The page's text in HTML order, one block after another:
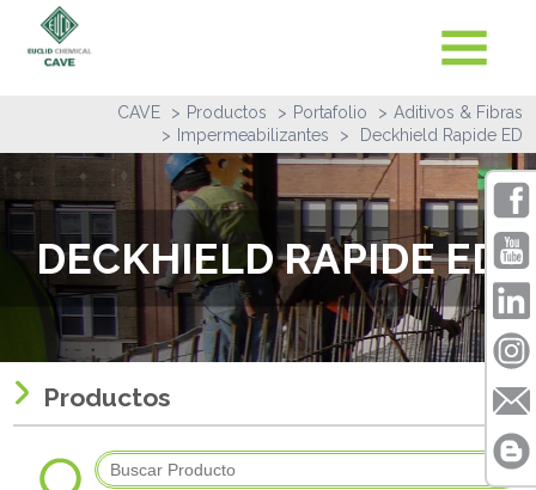
CAVE Productos Portafolio
Aditivos & Fibras
Impermeabilizantes
Deckhield Rapide ED
DECKHIELD RAPIDE ED
Productos